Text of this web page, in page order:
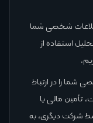
شخصی شما
استفاده از
شما را در ارتباط
تأمین مالی یا
شرکت دیگری، به